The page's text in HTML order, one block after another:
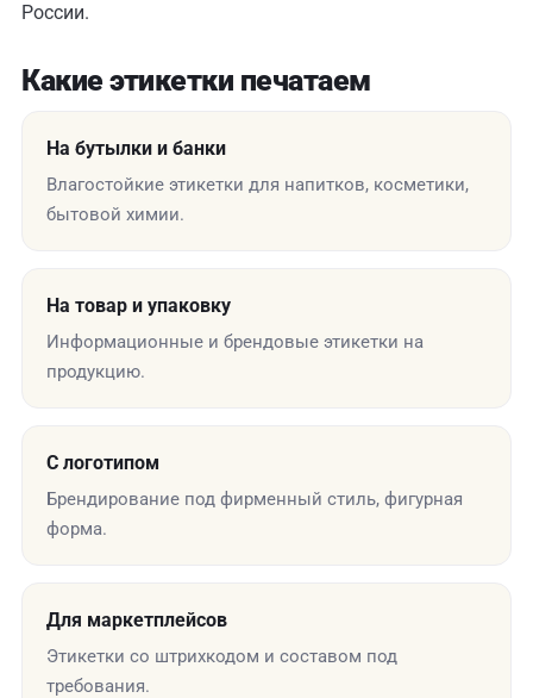
России.
Какие этикетки печатаем
На бутылки и банки
Влагостойкие этикетки для напитков, косметики,
бытовой химии.
На товар и упаковку
Информационные и брендовые этикетки на
продукцию.
С логотипом
Брендирование под фирменный стиль, фигурная
форма.
Для маркетплейсов
Этикетки со штрихкодом и составом под
требования.